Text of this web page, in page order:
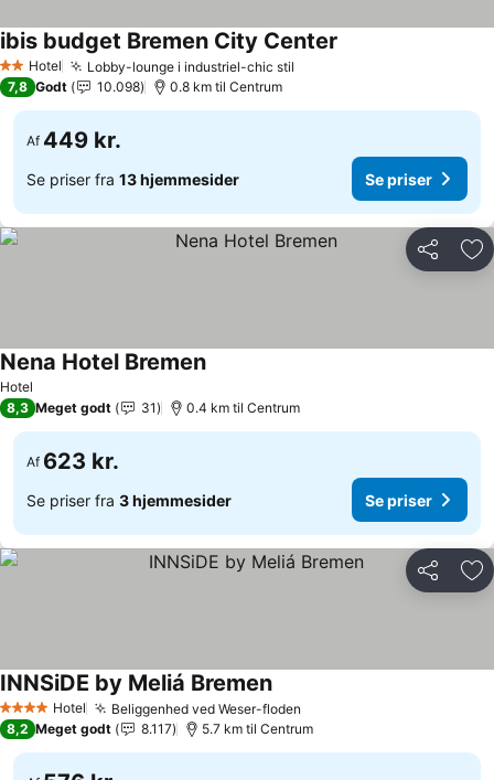
2 Stjerner
Hotel Lobby-lounge i industriel-chic stil
ibis budget Bremen City Center
7,8 Godt 10.098 0.8 km til Centrum
Af 449 kr.
Se priser fra 13 hjemmesider Se priser
Del
Hotel
Nena Hotel Bremen
8,3 Meget godt 31 0.4 km til Centrum
Af 623 kr.
Se priser fra 3 hjemmesider Se priser
Del
4 StjernerHotel Beliggenhed ved Weser-floden
INNSiDE by Meliá Bremen
8,2 Meget godt 8.117 5.7 km til Centrum